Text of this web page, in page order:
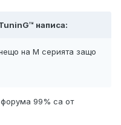
написа:
на М серията защо
99% са от